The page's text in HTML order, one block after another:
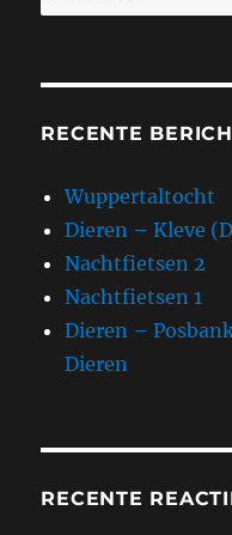
naar:
RECENTE
Wuppertaltocht
Dieren – Kleve
Nachtfietsen 2
Nachtfietsen 1
Dieren –
Dieren
RECENTE